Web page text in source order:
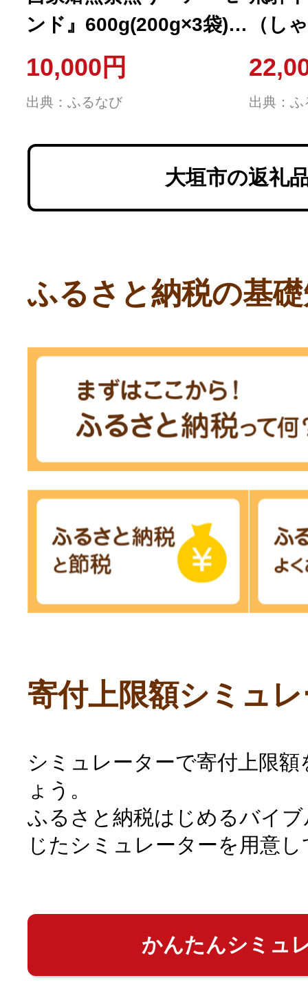
ンド』600g(200g×3袋)
カリフォルニア ノンパ
レル 無塩・無添加 【ハ
イロースト（浅煎り）】
10,000円
出典：ふるなび
（し
イス
出典：ふ
大垣市の返礼
ふるさと納税の基
寄付上限額シミュ
シミュレーターで寄付上限
ょう。
ふるさと納税はじめるバイ
じたシミュレーターを用意
かんたんシミュ